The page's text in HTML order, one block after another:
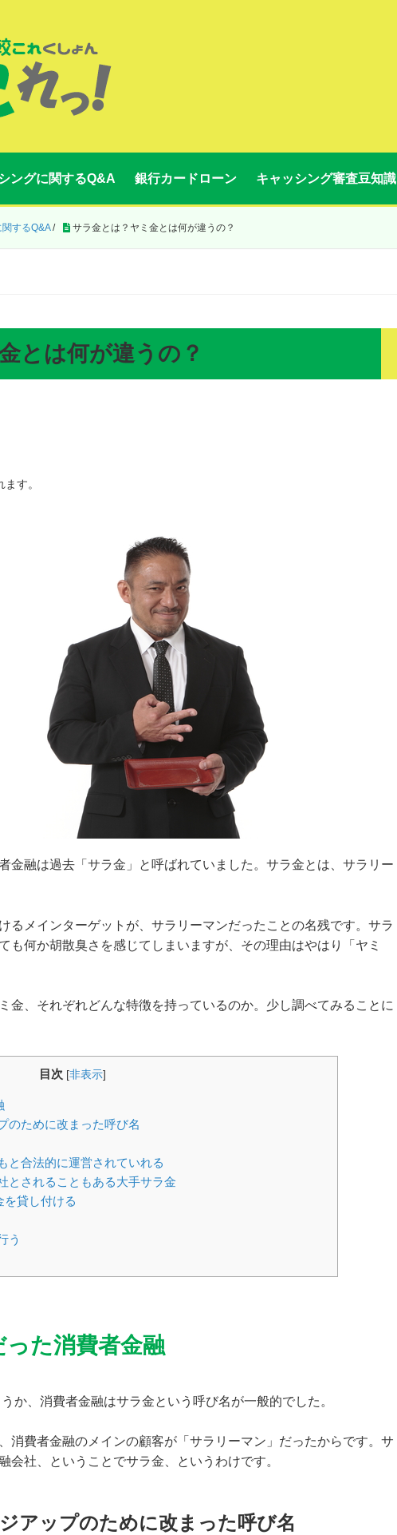
ングに関するQ&A 銀行カードローン キャッシング審査豆知識
するQ&A/ サラ金とは？ヤミ金とは何が違うの？
とは何が違うの？
す。
金融は過去「サラ金」と呼ばれていました。サラ金とは、サラリー
るメインターゲットが、サラリーマンだったことの名残です。サラ
も何か胡散臭さを感じてしまいますが、その理由はやはり「ヤミ
金、それぞれどんな特徴を持っているのか。少し調べてみることに
目次 [非表示]
のために改まった呼び名
と合法的に運営されていれる
とされることもある大手サラ金
を貸し付ける
う
た消費者金融
か、消費者金融はサラ金という呼び名が一般的でした。
消費者金融のメインの顧客が「サラリーマン」だったからです。サ
会社、ということでサラ金、というわけです。
アップのために改まった呼び名